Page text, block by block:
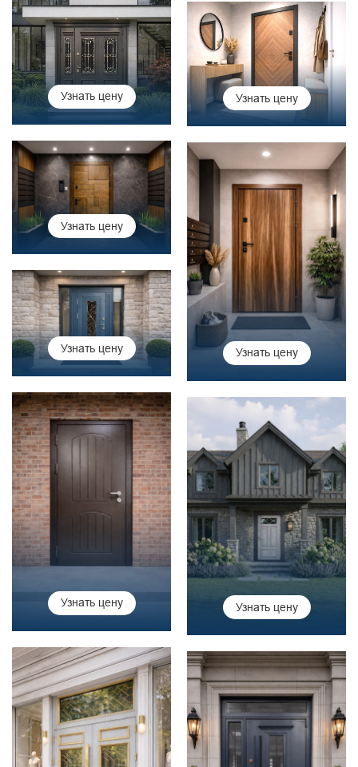
Узнать цену Узнать цену
Узнать цену
Узнать цену
Узнать цену
Узнать цену Узнать цену